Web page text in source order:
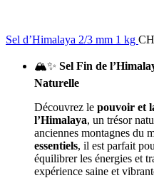
Sel d’Himalaya 2/3 mm 1 kg
🏔️✨ Sel Fin de
Naturelle
Découvrez le pouvoir et
l’Himalaya, un trésor
anciennes montagnes du
essentiels, il est parfait
équilibrer les énergies et
expérience saine et